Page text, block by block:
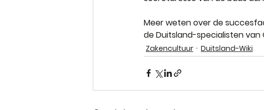
Meer weten over de
de Duitsland-specialisten
Zakencultuur Duitsland-Wiki